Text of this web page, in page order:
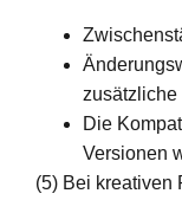
zusätzliche
Die
Versionen
(5) Bei kreativen